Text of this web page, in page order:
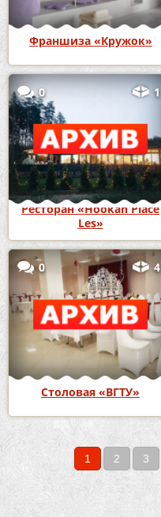
Франшиза «Кружок»
0 1
Ресторан «Hookah Place
Les»
0 4
Столовая «ВГТУ»
Страницы 1 2 3